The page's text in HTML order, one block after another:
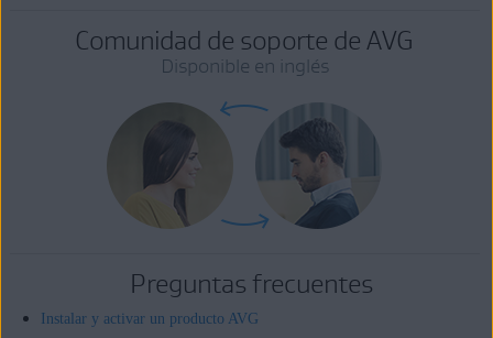
Comunidad de soporte de AVG
Disponible en inglés
Preguntas frecuentes
Instalar y activar un producto AVG